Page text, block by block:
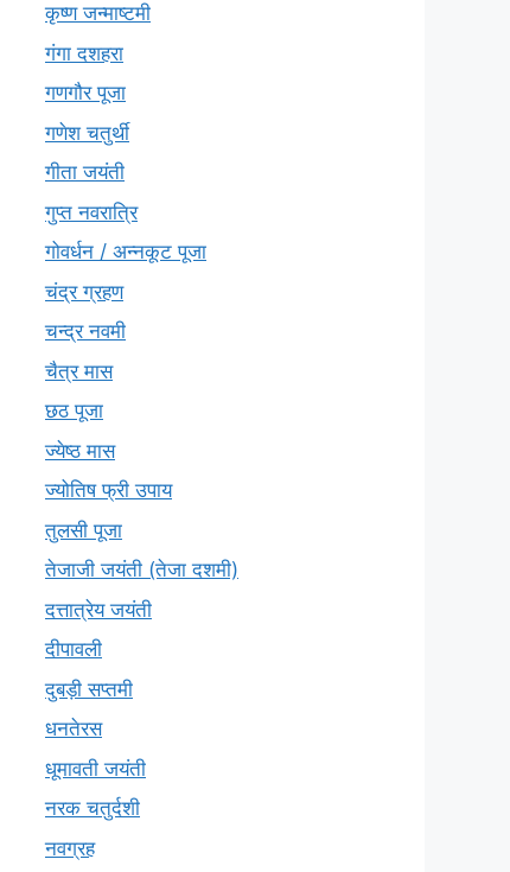
कृष्ण जन्माष्टमी
गंगा दशहरा
गणगौर पूजा
गणेश चतुर्थी
गीता जयंती
गुप्त नवरात्रि
गोवर्धन / अन्नकूट पूजा
चंद्र ग्रहण
चन्द्र नवमी
चैत्र मास
छठ पूजा
ज्येष्ठ मास
ज्योतिष फ्री उपाय
तुलसी पूजा
तेजाजी जयंती (तेजा दशमी)
दत्तात्रेय जयंती
दीपावली
दुबड़ी सप्तमी
धनतेरस
धूमावती जयंती
नरक चतुर्दशी
नवग्रह